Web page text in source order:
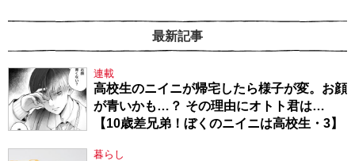
最新記事
連載
高校生のニイニが帰宅したら様子が変。お顔
が青いかも…？ その理由にオトト君は…
【10歳差兄弟！ぼくのニイニは高校生・3】
暮らし